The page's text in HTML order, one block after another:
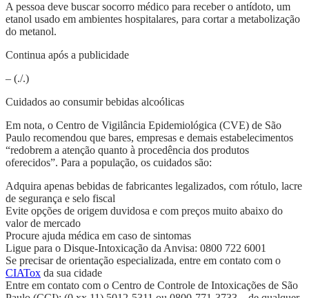
A pessoa deve buscar socorro médico para receber o antídoto, um
etanol usado em ambientes hospitalares, para cortar a metabolização
do metanol.
Continua após a publicidade
– (./.)
Cuidados ao consumir bebidas alcoólicas
Em nota, o Centro de Vigilância Epidemiológica (CVE) de São
Paulo recomendou que bares, empresas e demais estabelecimentos
“redobrem a atenção quanto à procedência dos produtos
oferecidos”. Para a população, os cuidados são:
Adquira apenas bebidas de fabricantes legalizados, com rótulo, lacre
de segurança e selo fiscal
Evite opções de origem duvidosa e com preços muito abaixo do
valor de mercado
Procure ajuda médica em caso de sintomas
Ligue para o Disque-Intoxicação da Anvisa: 0800 722 6001
Se precisar de orientação especializada, entre em contato com o
CIATox da sua cidade
Entre em contato com o Centro de Controle de Intoxicações de São